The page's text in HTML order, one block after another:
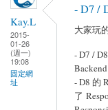
Kay.L
2015-
01-26
(週一)
19:08
固定網
址
- D7 /
大家玩
- D7 /
- D8 的
了